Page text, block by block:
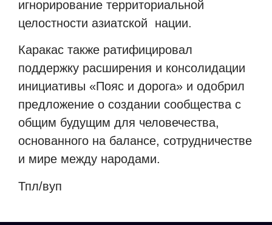
игнорирование территориальной
целостности азиатской
нации.
Каракас также ратифицировал
поддержку расширения и консолидации
инициативы «Пояс и дорога» и одобрил
предложение о создании сообщества с
общим будущим для человечества,
основанного на балансе, сотрудничестве
и мире между народами.
Тпл/вуп